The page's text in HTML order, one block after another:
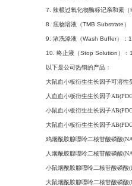
7. 辣根过氧化物酶标记亲和素
8. 底物溶液（TMB Substrate
9. 浓洗涤液（Wash Buffer）：
10. 终止液（Stop Solution）
以下是公司热销的产品 ：
大鼠血小板衍生生长因子可溶性
人血血小板衍生生长因子
小鼠血小板衍生生长因子
大鼠血小板衍生生长因子
鸡烟酰胺腺嘌呤二核苷酸磷酸
人烟酰胺腺嘌呤二核苷酸磷酸
小鼠烟酰胺腺嘌呤二核苷酸磷酸
大鼠烟酰胺腺嘌呤二核苷酸磷酸